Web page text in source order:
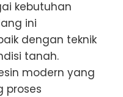
kebutuhan
ini
dengan teknik
tanah.
modern yang
proses